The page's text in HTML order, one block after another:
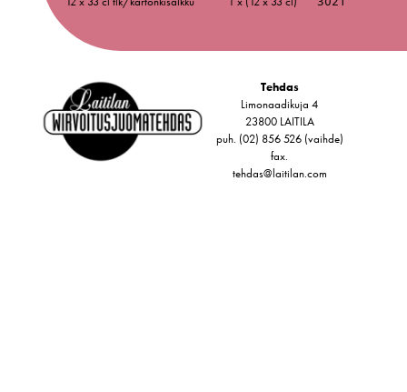
Tehdas
Limonaadikuja 4
23800 LAITILA
puh. (02) 856 526 (vaihde)
fax.
tehdas@laitilan.com